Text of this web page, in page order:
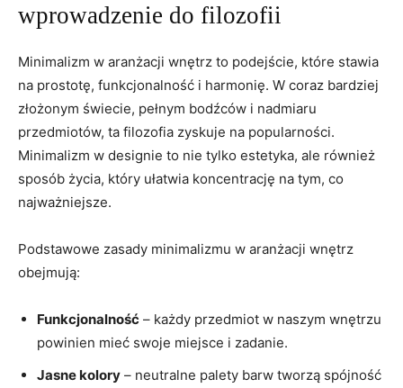
wprowadzenie do filozofii
Minimalizm w aranżacji wnętrz to podejście, które stawia
na ⁢prostotę, funkcjonalność ⁤i harmonię. W coraz bardziej
złożonym świecie, pełnym ⁤bodźców i nadmiaru
przedmiotów, ta⁢ filozofia zyskuje ⁣na popularności.
Minimalizm ⁣w designie to nie tylko estetyka, ale również
sposób życia, ‍który ułatwia koncentrację na tym, co
najważniejsze.
Podstawowe⁣ zasady minimalizmu w⁣ aranżacji wnętrz
obejmują:
Funkcjonalność – każdy przedmiot w naszym wnętrzu
powinien mieć swoje miejsce i​ zadanie.
Jasne⁤ kolory – neutralne palety ⁤barw tworzą spójność